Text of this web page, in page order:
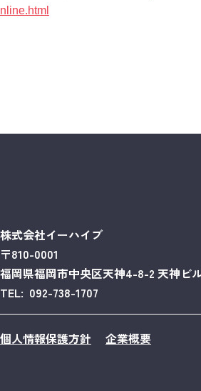
nline.html
株式会社イーハイブ
〒810-0001
福岡県福岡市中央区天神4-8-2 天神ビ
TEL: 092-738-1707
個人情報保護方針 企業概要